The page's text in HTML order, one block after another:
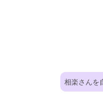
相楽さんを